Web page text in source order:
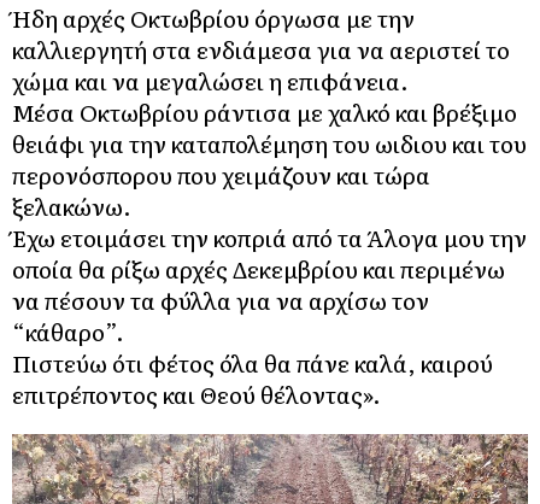
Ήδη αρχές Οκτωβρίου όργωσα με την
καλλιεργητή στα ενδιάμεσα για να αεριστεί το
χώμα και να μεγαλώσει η επιφάνεια.
Μέσα Οκτωβρίου ράντισα με χαλκό και βρέξιμο
θειάφι για την καταπολέμηση του ωιδιου και του
περονόσπορου που χειμάζουν και τώρα
ξελακώνω.
Έχω ετοιμάσει την κοπριά από τα Άλογα μου την
οποία θα ρίξω αρχές Δεκεμβρίου και περιμένω
να πέσουν τα φύλλα για να αρχίσω τον
“κάθαρο”.
Πιστεύω ότι φέτος όλα θα πάνε καλά, καιρού
επιτρέποντος και Θεού θέλοντας».